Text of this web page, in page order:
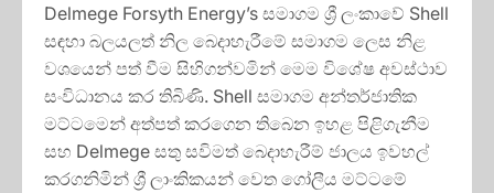
Delmege Forsyth Energy’s සමාගම ශ්‍රී ලංකාවේ Shell
සඳහා බලයලත් නිල බෙදාහැරීමේ සමාගම ලෙස නිළ
වශයෙන් පත් වීම සිහිගන්වමින් මෙම විශේෂ අවස්ථාව
සංවිධානය කර තිබිණි. Shell සමාගම අන්තර්ජාතික
මට්ටමෙන් අත්පත් කරගෙන තිබෙන ඉහළ පිළිගැනීම
සහ Delmege සතු සවිමත් බෙදාහැරීම් ජාලය ඉවහල්
කරගනිමින් ශ්‍රී ලාංකිකයන් වෙත ගෝලීය මට්ටමේ